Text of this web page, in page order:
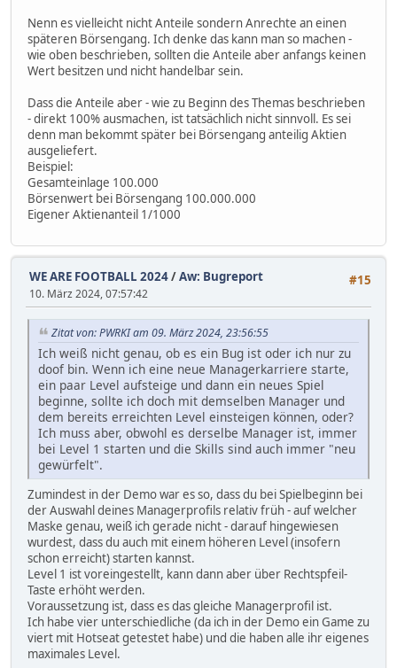
Nenn es vielleicht nicht Anteile sondern Anrechte an einen
späteren Börsengang. Ich denke das kann man so machen -
wie oben beschrieben, sollten die Anteile aber anfangs keinen
Wert besitzen und nicht handelbar sein.
Dass die Anteile aber - wie zu Beginn des Themas beschrieben
- direkt 100% ausmachen, ist tatsächlich nicht sinnvoll. Es sei
denn man bekommt später bei Börsengang anteilig Aktien
ausgeliefert.
Beispiel:
Gesamteinlage 100.000
Börsenwert bei Börsengang 100.000.000
Eigener Aktienanteil 1/1000
#15
WE ARE FOOTBALL 2024/Aw: Bugreport
10. März 2024, 07:57:42
Zitat von: PWRKI am 09. März 2024, 23:56:55
Ich weiß nicht genau, ob es ein Bug ist oder ich nur zu
doof bin. Wenn ich eine neue Managerkarriere starte,
ein paar Level aufsteige und dann ein neues Spiel
beginne, sollte ich doch mit demselben Manager und
dem bereits erreichten Level einsteigen können, oder?
Ich muss aber, obwohl es derselbe Manager ist, immer
bei Level 1 starten und die Skills sind auch immer "neu
gewürfelt".
Zumindest in der Demo war es so, dass du bei Spielbeginn bei
der Auswahl deines Managerprofils relativ früh - auf welcher
Maske genau, weiß ich gerade nicht - darauf hingewiesen
wurdest, dass du auch mit einem höheren Level (insofern
schon erreicht) starten kannst.
Level 1 ist voreingestellt, kann dann aber über Rechtspfeil-
Taste erhöht werden.
Voraussetzung ist, dass es das gleiche Managerprofil ist.
Ich habe vier unterschiedliche (da ich in der Demo ein Game zu
viert mit Hotseat getestet habe) und die haben alle ihr eigenes
maximales Level.